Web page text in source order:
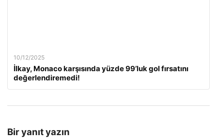
10/12/2025
İlkay, Monaco karşısında yüzde 99’luk gol fırsatını
değerlendiremedi!
Bir yanıt yazın